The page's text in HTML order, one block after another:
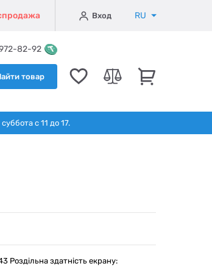
Вход RU
82-92
товар
с 11 до 17.
Роздільна здатність екрану: